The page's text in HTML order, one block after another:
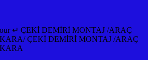
↵ ÇEKİ DEMİRİ MONTAJ /ARAÇ
ÇEKİ DEMİRİ MONTAJ /ARAÇ